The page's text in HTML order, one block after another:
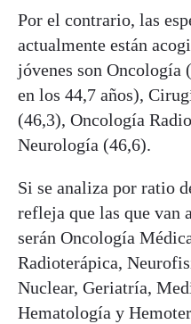
Por el contrario, las
actualmente están
jóvenes son Oncología
en los 44,7 años),
(46,3), Oncología
Neurología (46,6).
Si se analiza por ratio
refleja que las que van
serán Oncología
Radioterápica,
Nuclear, Geriatría,
Hematología y